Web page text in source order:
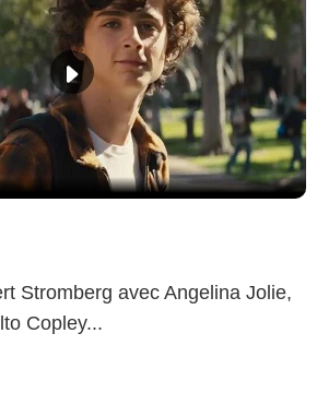
Stromberg avec Angelina Jolie,
Copley...